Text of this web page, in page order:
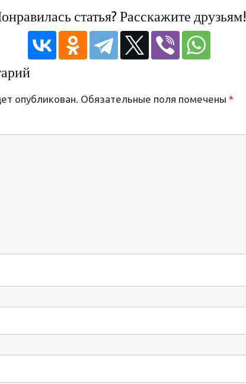
статья? Расскажите друзьям!
опубликован. Обязательные поля помечены *